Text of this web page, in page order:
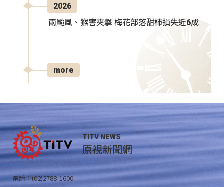
2026
兩颱風、猴害夾擊 梅花部落甜柿損失近6成
more
TITV NEWS
原視新聞網
電話：(02)2788-1600